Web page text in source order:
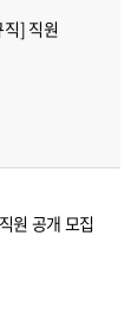
] 직원
원 공개 모집